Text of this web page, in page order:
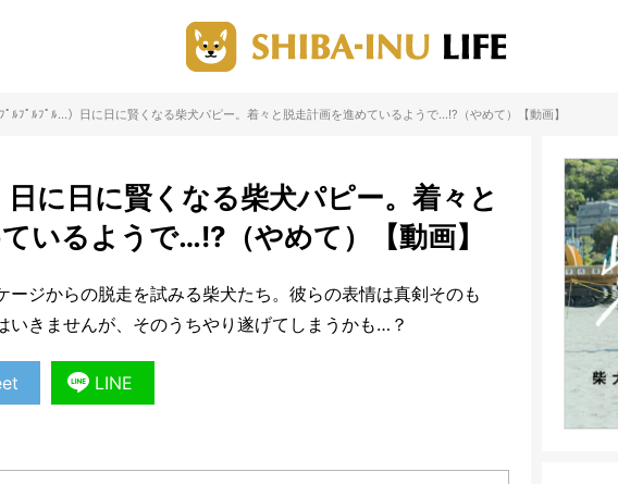
ﾌﾟﾙﾌﾟﾙﾌﾟﾙ…）日に日に賢くなる柴犬パピー。着々と脱走計画を進めているようで…!?（やめて）【動画】
日に日に賢くなる柴犬パピー。着々と
いるようで…!?（やめて）【動画】
ージからの脱走を試みる柴犬たち。彼らの表情は真剣そのも
いきませんが、そのうちやり遂げてしまうかも…？
LINE